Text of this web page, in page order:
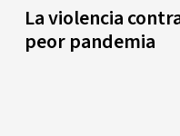
La violencia
peor pandemia